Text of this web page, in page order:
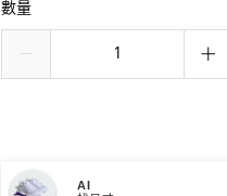
數量
AI